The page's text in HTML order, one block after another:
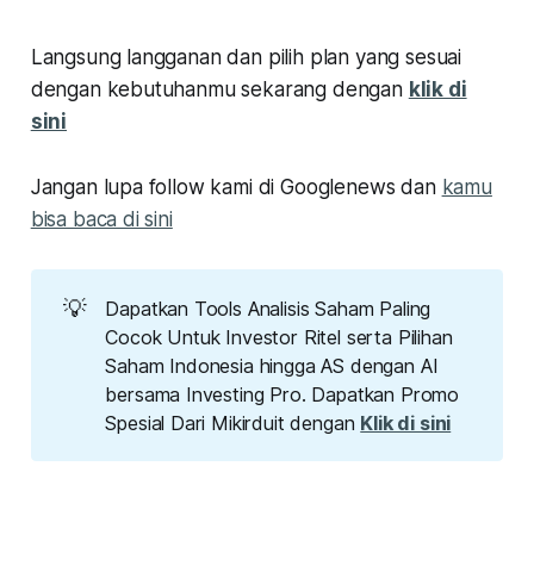
Langsung langganan dan pilih plan yang sesuai
dengan kebutuhanmu sekarang dengan klik di
sini
Jangan lupa follow kami di Googlenews dan kamu
bisa baca di sini
💡
Dapatkan Tools Analisis Saham Paling
Cocok Untuk Investor Ritel serta Pilihan
Saham Indonesia hingga AS dengan AI
bersama Investing Pro. Dapatkan Promo
Spesial Dari Mikirduit dengan Klik di sini